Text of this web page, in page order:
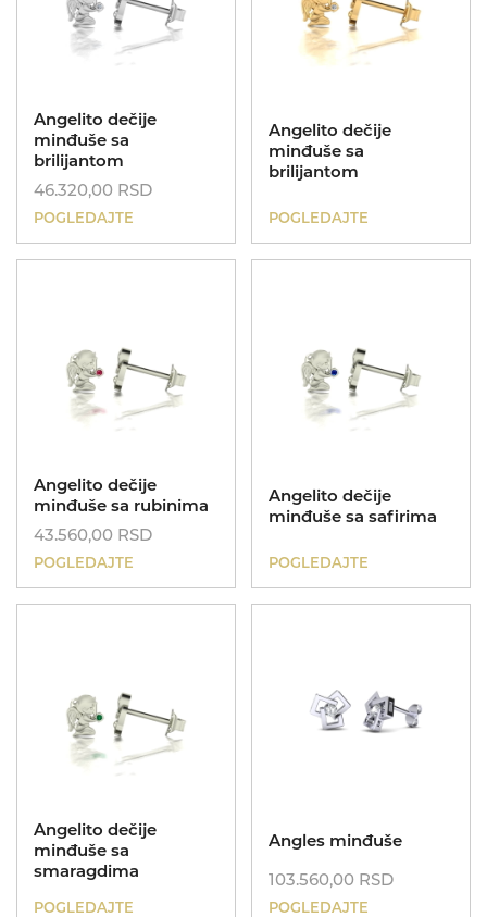
Angelito dečije
minđuše sa
brilijantom
46.320,00 RSD
POGLEDAJTE
Angelito dečije
minđuše sa
brilijantom
POGLEDAJTE
Angelito dečije
minđuše sa rubinima
43.560,00 RSD
POGLEDAJTE
Angelito dečije
minđuše sa safirima
POGLEDAJTE
Angelito dečije
minđuše sa
smaragdima
POGLEDAJTE
Angles minđuše
103.560,00 RSD
POGLEDAJTE